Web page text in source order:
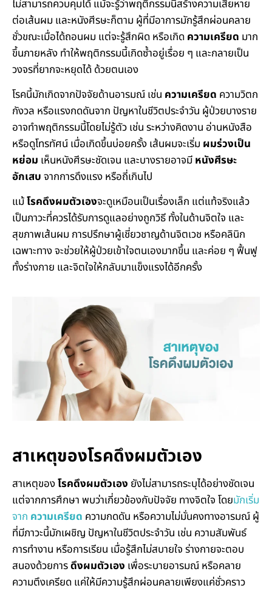
ไม่สามารถควบคุมได้ แม้จะรู้ว่าพฤติกรรมนี้สร้างความเสียหาย
ต่อเส้นผม และหนังศีรษะก็ตาม ผู้ที่มีอาการมักรู้สึกผ่อนคลาย
ชั่วขณะเมื่อได้ถอนผม แต่จะรู้สึกผิด หรือเกิดความเครียด มาก
ขึ้นภายหลัง ทำให้พฤติกรรมนี้เกิดซ้ำอยู่เรื่อย ๆ และกลายเป็น
วงจรที่ยากจะหยุดได้ ด้วยตนเอง
โรคนี้มักเกิดจากปัจจัยด้านอารมณ์ เช่น ความเครียด ความวิตก
กังวล หรือแรงกดดันจาก ปัญหาในชีวิตประจำวัน ผู้ป่วยบางราย
อาจทำพฤติกรรมนี้โดยไม่รู้ตัว เช่น ระหว่างคิดงาน อ่านหนังสือ
หรือดูโทรทัศน์ เมื่อเกิดขึ้นบ่อยครั้ง เส้นผมจะเริ่ม ผมร่วงเป็น
หย่อม เห็นหนังศีรษะชัดเจน และบางรายอาจมีหนังศีรษะ
อักเสบจากการดึงแรง หรือถี่เกินไป
แม้โรคดึงผมตัวเองจะดูเหมือนเป็นเรื่องเล็ก แต่แท้จริงแล้ว
เป็นภาวะที่ควรได้รับการดูแลอย่างถูกวิธี ทั้งในด้านจิตใจ และ
สุขภาพเส้นผม การปรึกษาผู้เชี่ยวชาญด้านจิตเวช หรือคลินิก
เฉพาะทาง จะช่วยให้ผู้ป่วยเข้าใจตนเองมากขึ้น และค่อย ๆ ฟื้นฟู
ทั้งร่างกาย และจิตใจให้กลับมาแข็งแรงได้อีกครั้ง
สาเหตุของโรคดึงผมตัวเอง
สาเหตุของโรคดึงผมตัวเอง ยังไม่สามารถระบุได้อย่างชัดเจน
แต่จากการศึกษา พบว่าเกี่ยวข้องกับปัจจัย ทางจิตใจ โดยมักเริ่ม
จาก ความเครียด ความกดดัน หรือความไม่มั่นคงทางอารมณ์ ผู้
ที่มีภาวะนี้มักเผชิญ ปัญหาในชีวิตประจำวัน เช่น ความสัมพันธ์
การทำงาน หรือการเรียน เมื่อรู้สึกไม่สบายใจ ร่างกายจะตอบ
สนองด้วยการดึงผมตัวเอง เพื่อระบายอารมณ์ หรือคลาย
ความตึงเครียด แค่ให้มีความรู้สึกผ่อนคลายเพียงแค่ชั่วคราว